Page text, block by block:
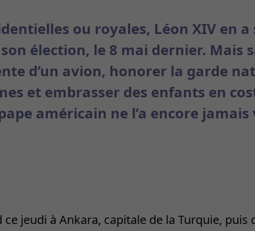
ou royales, Léon XIV en a
élection, le 8 mai dernier. Mais
d’un avion, honorer la garde
et embrasser des enfants en
américain ne l’a encore jamais
ce jeudi à Ankara, capitale de la Turquie,